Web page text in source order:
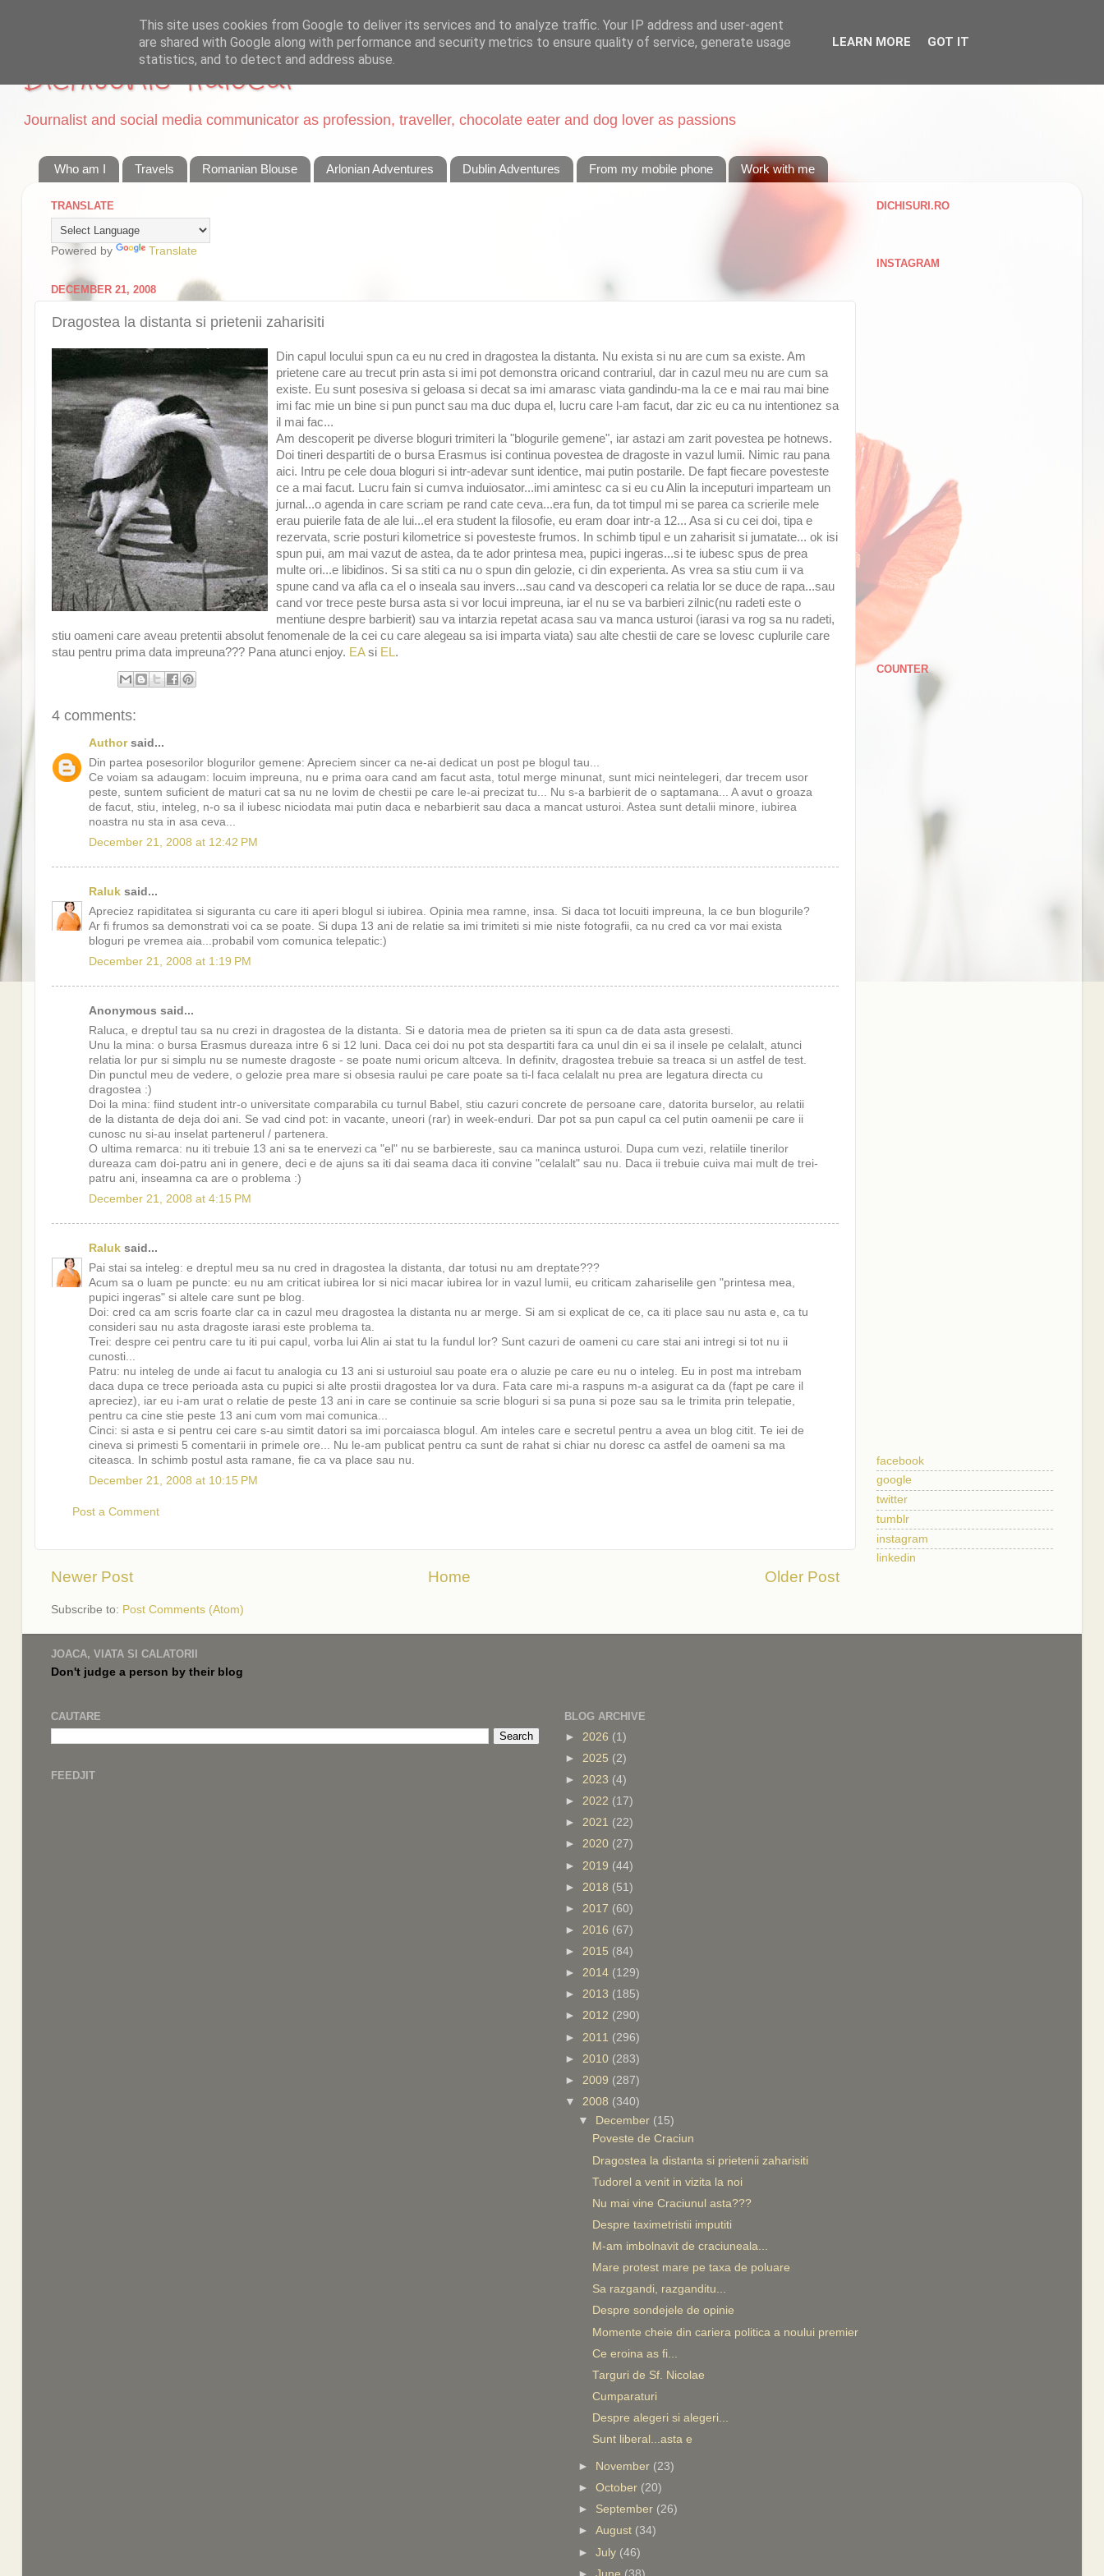
Dichisurile Ralucai
Journalist and social media communicator as profession, traveller, chocolate eater and dog lover as passions
Who am I Travels Romanian Blouse Arlonian Adventures Dublin Adventures From my mobile phone Work with me
TRANSLATE
Powered by Translate
DECEMBER 21, 2008
Dragostea la distanta si prietenii zaharisiti
Din capul locului spun ca eu nu cred in dragostea la distanta. Nu exista si nu are cum sa existe. Am
prietene care au trecut prin asta si imi pot demonstra oricand contrariul, dar in cazul meu nu are cum sa
existe. Eu sunt posesiva si geloasa si decat sa imi amarasc viata gandindu-ma la ce e mai rau mai bine
imi fac mie un bine si pun punct sau ma duc dupa el, lucru care l-am facut, dar zic eu ca nu intentionez sa
il mai fac...
Am descoperit pe diverse bloguri trimiteri la "blogurile gemene", iar astazi am zarit povestea pe hotnews.
Doi tineri despartiti de o bursa Erasmus isi continua povestea de dragoste in vazul lumii. Nimic rau pana
aici. Intru pe cele doua bloguri si intr-adevar sunt identice, mai putin postarile. De fapt fiecare povesteste
ce a mai facut. Lucru fain si cumva induiosator...imi amintesc ca si eu cu Alin la inceputuri imparteam un
jurnal...o agenda in care scriam pe rand cate ceva...era fun, da tot timpul mi se parea ca scrierile mele
erau puierile fata de ale lui...el era student la filosofie, eu eram doar intr-a 12... Asa si cu cei doi, tipa e
rezervata, scrie posturi kilometrice si povesteste frumos. In schimb tipul e un zaharisit si jumatate... ok isi
spun pui, am mai vazut de astea, da te ador printesa mea, pupici ingeras...si te iubesc spus de prea
multe ori...e libidinos. Si sa stiti ca nu o spun din gelozie, ci din experienta. As vrea sa stiu cum ii va
spune cand va afla ca el o inseala sau invers...sau cand va descoperi ca relatia lor se duce de rapa...sau
cand vor trece peste bursa asta si vor locui impreuna, iar el nu se va barbieri zilnic(nu radeti este o
mentiune despre barbierit) sau va intarzia repetat acasa sau va manca usturoi (iarasi va rog sa nu radeti,
stiu oameni care aveau pretentii absolut fenomenale de la cei cu care alegeau sa isi imparta viata) sau alte chestii de care se lovesc cuplurile care
stau pentru prima data impreuna??? Pana atunci enjoy. EAsi EL.
4 comments:
Authorsaid...
Din partea posesorilor blogurilor gemene: Apreciem sincer ca ne-ai dedicat un post pe blogul tau...
Ce voiam sa adaugam: locuim impreuna, nu e prima oara cand am facut asta, totul merge minunat, sunt mici neintelegeri, dar trecem usor
peste, suntem suficient de maturi cat sa nu ne lovim de chestii pe care le-ai precizat tu... Nu s-a barbierit de o saptamana... A avut o groaza
de facut, stiu, inteleg, n-o sa il iubesc niciodata mai putin daca e nebarbierit sau daca a mancat usturoi. Astea sunt detalii minore, iubirea
noastra nu sta in asa ceva...
December 21, 2008 at 12:42 PM
Raluk said...
Apreciez rapiditatea si siguranta cu care iti aperi blogul si iubirea. Opinia mea ramne, insa. Si daca tot locuiti impreuna, la ce bun blogurile?
Ar fi frumos sa demonstrati voi ca se poate. Si dupa 13 ani de relatie sa imi trimiteti si mie niste fotografii, ca nu cred ca vor mai exista
bloguri pe vremea aia...probabil vom comunica telepatic:)
December 21, 2008 at 1:19 PM
Anonymous said...
Raluca, e dreptul tau sa nu crezi in dragostea de la distanta. Si e datoria mea de prieten sa iti spun ca de data asta gresesti.
Unu la mina: o bursa Erasmus dureaza intre 6 si 12 luni. Daca cei doi nu pot sta despartiti fara ca unul din ei sa il insele pe celalalt, atunci
relatia lor pur si simplu nu se numeste dragoste - se poate numi oricum altceva. In definitv, dragostea trebuie sa treaca si un astfel de test.
Din punctul meu de vedere, o gelozie prea mare si obsesia raului pe care poate sa ti-l faca celalalt nu prea are legatura directa cu
dragostea :)
Doi la mina: fiind student intr-o universitate comparabila cu turnul Babel, stiu cazuri concrete de persoane care, datorita burselor, au relatii
de la distanta de deja doi ani. Se vad cind pot: in vacante, uneori (rar) in week-enduri. Dar pot sa pun capul ca cel putin oamenii pe care ii
cunosc nu si-au inselat partenerul / partenera.
O ultima remarca: nu iti trebuie 13 ani sa te enervezi ca "el" nu se barbiereste, sau ca maninca usturoi. Dupa cum vezi, relatiile tinerilor
dureaza cam doi-patru ani in genere, deci e de ajuns sa iti dai seama daca iti convine "celalalt" sau nu. Daca ii trebuie cuiva mai mult de trei-
patru ani, inseamna ca are o problema :)
December 21, 2008 at 4:15 PM
Raluk said...
Pai stai sa inteleg: e dreptul meu sa nu cred in dragostea la distanta, dar totusi nu am dreptate???
Acum sa o luam pe puncte: eu nu am criticat iubirea lor si nici macar iubirea lor in vazul lumii, eu criticam zahariselile gen "printesa mea,
pupici ingeras" si altele care sunt pe blog.
Doi: cred ca am scris foarte clar ca in cazul meu dragostea la distanta nu ar merge. Si am si explicat de ce, ca iti place sau nu asta e, ca tu
consideri sau nu asta dragoste iarasi este problema ta.
Trei: despre cei pentru care tu iti pui capul, vorba lui Alin ai stat tu la fundul lor? Sunt cazuri de oameni cu care stai ani intregi si tot nu ii
cunosti...
Patru: nu inteleg de unde ai facut tu analogia cu 13 ani si usturoiul sau poate era o aluzie pe care eu nu o inteleg. Eu in post ma intrebam
daca dupa ce trece perioada asta cu pupici si alte prostii dragostea lor va dura. Fata care mi-a raspuns m-a asigurat ca da (fapt pe care il
apreciez), iar eu i-am urat o relatie de peste 13 ani in care se continuie sa scrie bloguri si sa puna si poze sau sa le trimita prin telepatie,
pentru ca cine stie peste 13 ani cum vom mai comunica...
Cinci: si asta e si pentru cei care s-au simtit datori sa imi porcaiasca blogul. Am inteles care e secretul pentru a avea un blog citit. Te iei de
cineva si primesti 5 comentarii in primele ore... Nu le-am publicat pentru ca sunt de rahat si chiar nu doresc ca astfel de oameni sa ma
citeasca. In schimb postul asta ramane, fie ca va place sau nu.
December 21, 2008 at 10:15 PM
Post a Comment
Newer Post Older Post
Home
Subscribe to: Post Comments (Atom)
DICHISURI.RO
INSTAGRAM
COUNTER
facebook
google
twitter
tumblr
instagram
linkedin
JOACA, VIATA SI CALATORII
Don't judge a person by their blog
CAUTARE
FEEDJIT
BLOG ARCHIVE
► 2026 (1)
► 2025 (2)
► 2023 (4)
► 2022 (17)
► 2021 (22)
► 2020 (27)
► 2019 (44)
► 2018 (51)
► 2017 (60)
► 2016 (67)
► 2015 (84)
► 2014 (129)
► 2013 (185)
► 2012 (290)
► 2011 (296)
► 2010 (283)
► 2009 (287)
▼ 2008 (340)
▼ December (15)
Poveste de Craciun
Dragostea la distanta si prietenii zaharisiti
Tudorel a venit in vizita la noi
Nu mai vine Craciunul asta???
Despre taximetristii imputiti
M-am imbolnavit de craciuneala...
Mare protest mare pe taxa de poluare
Sa razgandi, razganditu...
Despre sondejele de opinie
Momente cheie din cariera politica a noului premier
Ce eroina as fi...
Targuri de Sf. Nicolae
Cumparaturi
Despre alegeri si alegeri...
Sunt liberal...asta e
► November (23)
►October (20)
► September (26)
►August (34)
►July (46)
This site uses cookies from Google to deliver its services and to analyze traffic. Your IP address and user-agent
are shared with Google along with performance and security metrics to ensure quality of service, generate usage
statistics, and to detect and address abuse.
LEARN MORE GOT IT